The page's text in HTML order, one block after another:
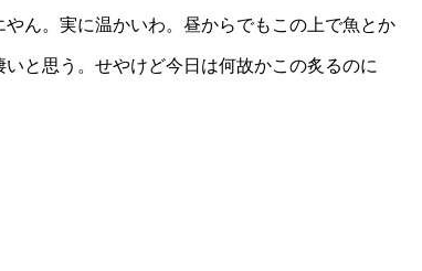
ん。実に温かいわ。昼からでもこの上で魚とか
と思う。せやけど今日は何故かこの炙るのに